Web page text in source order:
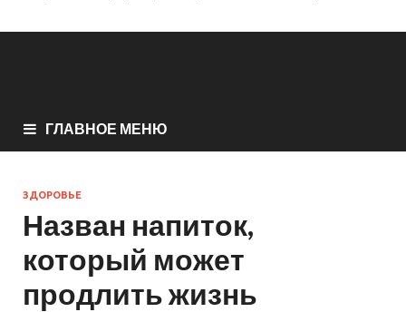
ГЛАВНОЕ МЕНЮ
ЗДОРОВЬЕ
Назван напиток,
который может
продлить жизнь